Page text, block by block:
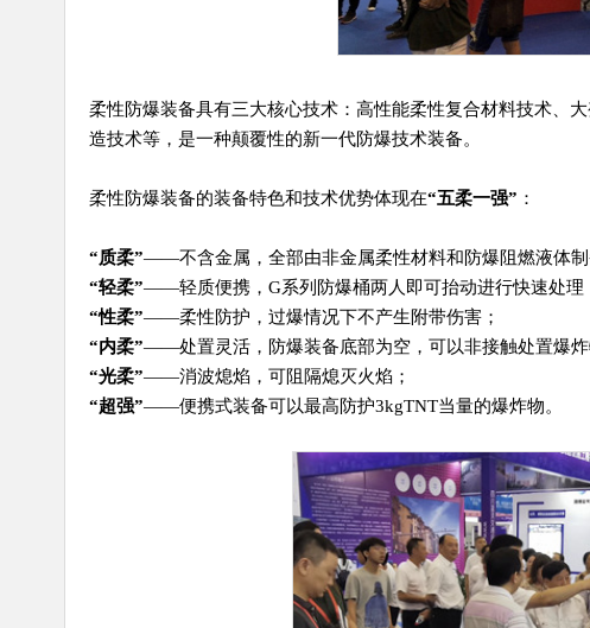
柔性防爆装备具有三大核心技术：高性能柔性复合材料技术、
造技术等，是一种颠覆性的新一代防爆技术装备。
柔性防爆装备的装备特色和技术优势体现在“五柔一强” ：
“质柔”——不含金属，全部由非金属柔性材料和防爆阻燃液体制
“轻柔”——轻质便携，G系列防爆桶两人即可抬动进行快速处理
“性柔”——柔性防护，过爆情况下不产生附带伤害；
“内柔”——处置灵活，防爆装备底部为空，可以非接触处置爆炸
“光柔”——消波熄焰，可阻隔熄灭火焰；
“超强”——便携式装备可以最高防护3kgTNT当量的爆炸物。